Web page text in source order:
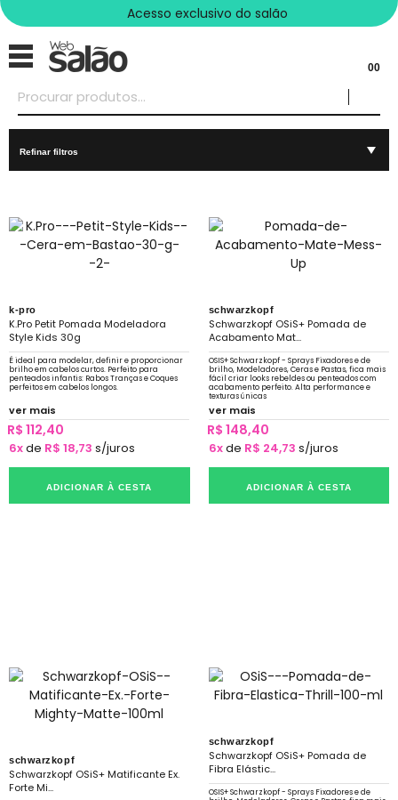
Acesso exclusivo do salão
00
Refinar filtros
k-pro
K.Pro Petit Pomada Modeladora
Style Kids 30g
É ideal para modelar, definir e proporcionar
brilho em cabelos curtos. Perfeito para
penteados infantis: Rabos Tranças e Coques
perfeitos em cabelos longos.
ver mais
R$ 112,40
6xde R$ 18,73 s/juros
ADICIONAR À CESTA
schwarzkopf
Schwarzkopf OSiS+ Pomada de
Acabamento Mat...
OSIS+ Schwarzkopf - Sprays Fixadores e de
brilho, Modeladores, Ceras e Pastas, fica mais
fácil criar looks rebeldes ou penteados com
acabamento perfeito. Alta performance e
texturas únicas
ver mais
R$ 148,40
6xde R$ 24,73 s/juros
ADICIONAR À CESTA
schwarzkopf
Schwarzkopf OSiS+ Matificante Ex.
Forte Mi...
schwarzkopf
Schwarzkopf OSiS+ Pomada de
Fibra Elástic...
OSIS+ Schwarzkopf - Sprays Fixadores e de